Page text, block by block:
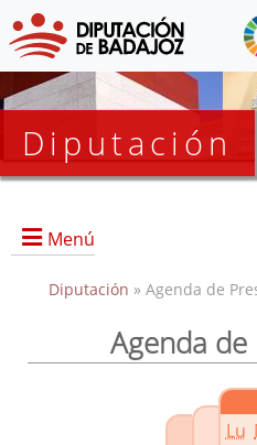
Diputación
Menú
Presidencia
Diputación » Agenda de
Agenda de
Lu